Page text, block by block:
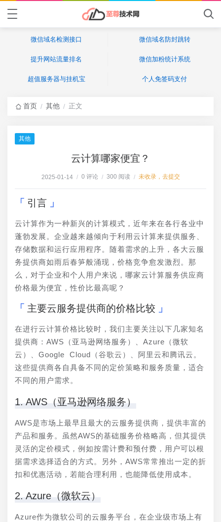
微信域名检测接口 微信域名防封跳转
提升网站流量排名 微信加粉统计系统
超值服务器与挂机宝 个人免签码支付
首页 / 其他 / 正文
其他
云计算哪家便宜？
2025-01-14 / 0 评论 / 300 阅读 / 未收录，去提交
引言
云计算作为一种新兴的计算模式，近年来在各行各业中
蓬勃发展。企业越来越倾向于利用云计算来提供服务、
存储数据和运行应用程序。随着需求的上升，各大云服
务提供商如雨后春笋般涌现，价格竞争愈发激烈。那
么，对于企业和个人用户来说，哪家云计算服务供应商
价格最为便宜，性价比最高呢？
主要云服务提供商的价格比较
在进行云计算价格比较时，我们主要关注以下几家知名
提供商：AWS（亚马逊网络服务）、Azure（微软
云）、Google Cloud（谷歌云）、阿里云和腾讯云。
这些提供商各自具备不同的定价策略和服务质量，适合
不同的用户需求。
1. AWS（亚马逊网络服务）
AWS是市场上最早且最大的云服务提供商，提供丰富的
产品和服务。虽然AWS的基础服务价格略高，但其提供
灵活的定价模式，例如按需计费和预付费，用户可以根
据需求选择适合的方式。另外，AWS常常推出一定的折
扣和优惠活动，若能合理利用，也能降低使用成本。
2. Azure（微软云）
Azure作为微软公司的云服务平台，在企业级市场上有